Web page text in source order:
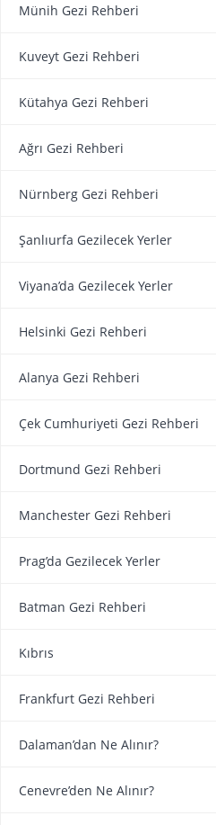
Münih Gezi Rehberi
Kuveyt Gezi Rehberi
Kütahya Gezi Rehberi
Ağrı Gezi Rehberi
Nürnberg Gezi Rehberi
Şanlıurfa Gezilecek Yerler
Viyana’da Gezilecek Yerler
Helsinki Gezi Rehberi
Alanya Gezi Rehberi
Çek Cumhuriyeti Gezi Rehberi
Dortmund Gezi Rehberi
Manchester Gezi Rehberi
Prag’da Gezilecek Yerler
Batman Gezi Rehberi
Kıbrıs
Frankfurt Gezi Rehberi
Dalaman’dan Ne Alınır?
Cenevre’den Ne Alınır?